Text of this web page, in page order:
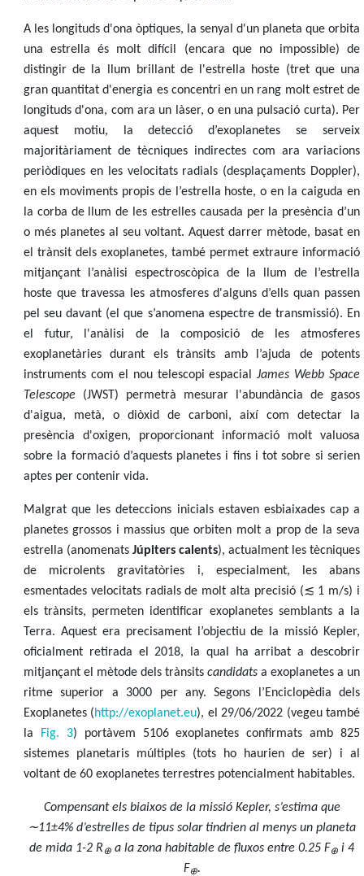
A les longituds d'ona òptiques, la senyal d'un planeta que orbita
una estrella és molt difícil (encara que no impossible) de
distingir de la llum brillant de l'estrella hoste (tret que una
gran quantitat d'energia es concentri en un rang molt estret de
longituds d'ona, com ara un làser, o en una pulsació curta). Per
aquest motiu, la detecció d’exoplanetes se serveix
majoritàriament de tècniques indirectes com ara variacions
periòdiques en les velocitats radials (desplaçaments Doppler),
en els moviments propis de l’estrella hoste, o en la caiguda en
la corba de llum de les estrelles causada per la presència d’un
o més planetes al seu voltant. Aquest darrer mètode, basat en
el trànsit dels exoplanetes, també permet extraure informació
mitjançant l’anàlisi espectroscòpica de la llum de l’estrella
hoste que travessa les atmosferes d'alguns d’ells quan passen
pel seu davant (el que s’anomena espectre de transmissió). En
el futur, l'anàlisi de la composició de les atmosferes
exoplanetàries durant els trànsits amb l’ajuda de potents
instruments com el nou telescopi espacialJames Webb Space
Telescope (JWST) permetrà mesurar l'abundància de gasos
d'aigua, metà, o diòxid de carboni, així com detectar la
presència d'oxigen, proporcionant informació molt valuosa
sobre la formació d’aquests planetes i fins i tot sobre si serien
aptes per contenir vida.
Malgrat que les deteccions inicials estaven esbiaixades cap a
planetes grossos i massius que orbiten molt a prop de la seva
estrella (anomenats Júpiters calents), actualment les tècniques
de microlents gravitatòries i, especialment, les abans
esmentades velocitats radials de molt alta precisió (≲ 1 m/s) i
els trànsits, permeten identificar exoplanetes semblants a la
Terra. Aquest era precisament l’objectiu de la missió Kepler,
oficialment retirada el 2018, la qual ha arribat a descobrir
mitjançant el mètode dels trànsits candidats a exoplanetes a un
ritme superior a 3000 per any. Segons l’Enciclopèdia dels
Exoplanetes (http://exoplanet.eu), el 29/06/2022 (vegeu també
la
Fig. 3) portàvem 5106 exoplanetes confirmats amb 825
sistemes planetaris múltiples (tots ho haurien de ser) i al
voltant de 60 exoplanetes terrestres potencialment habitables.
Compensant els biaixos de la missió Kepler, s’estima que
∼11±4% d’estrelles de tipus solar tindrien al menys un planeta
de mida 1-2 R ⊕ a la zona habitable de fluxos entre 0.25 F⊕ i 4
F⊕.